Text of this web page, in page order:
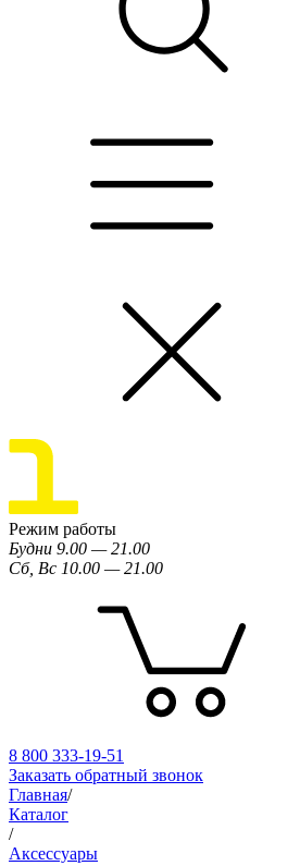
Режим работы
Будни 9.00 — 21.00
Сб, Вс 10.00 — 21.00
8 800 333-19-51
Заказать обратный звонок
Главная/
Каталог
/
Аксессуары